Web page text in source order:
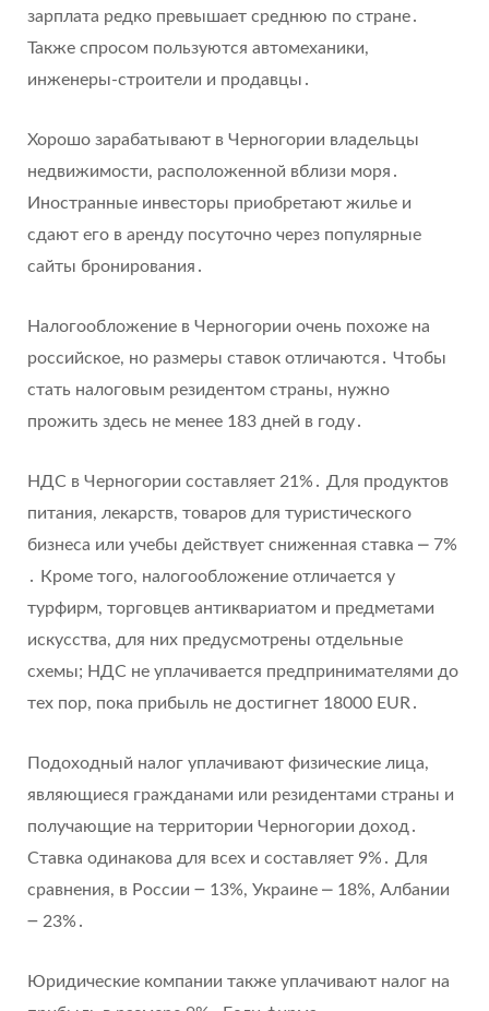
зарплата редко превышает среднюю по стране․
Также спросом пользуются автомеханики,
инженеры-строители и продавцы․
Хорошо зарабатывают в Черногории владельцы
недвижимости, расположенной вблизи моря․
Иностранные инвесторы приобретают жилье и
сдают его в аренду посуточно через популярные
сайты бронирования․
Налогообложение в Черногории очень похоже на
российское, но размеры ставок отличаются․ Чтобы
стать налоговым резидентом страны, нужно
прожить здесь не менее 183 дней в году․
НДС в Черногории составляет 21%․ Для продуктов
питания, лекарств, товаров для туристического
бизнеса или учебы действует сниженная ставка ⎼ 7%
․ Кроме того, налогообложение отличается у
турфирм, торговцев антиквариатом и предметами
искусства, для них предусмотрены отдельные
схемы; НДС не уплачивается предпринимателями до
тех пор, пока прибыль не достигнет 18000 EUR․
Подоходный налог уплачивают физические лица,
являющиеся гражданами или резидентами страны и
получающие на территории Черногории доход․
Ставка одинакова для всех и составляет 9%․ Для
сравнения, в России ౼ 13%, Украине ⎼ 18%, Албании
౼ 23%․
Юридические компании также уплачивают налог на